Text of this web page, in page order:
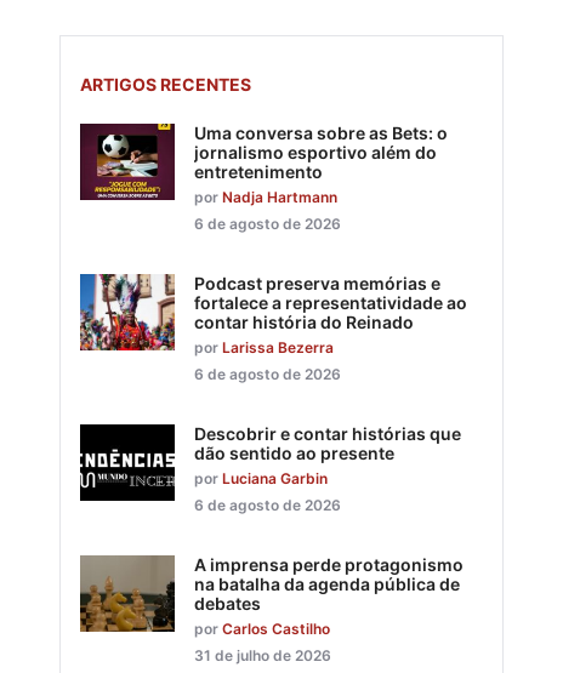
ARTIGOS RECENTES
Uma conversa sobre as Bets: o
jornalismo esportivo além do
entretenimento
por Nadja Hartmann
6 de agosto de 2026
Podcast preserva memórias e
fortalece a representatividade ao
contar história do Reinado
por Larissa Bezerra
6 de agosto de 2026
Descobrir e contar histórias que
dão sentido ao presente
por Luciana Garbin
6 de agosto de 2026
A imprensa perde protagonismo
na batalha da agenda pública de
debates
por Carlos Castilho
31 de julho de 2026